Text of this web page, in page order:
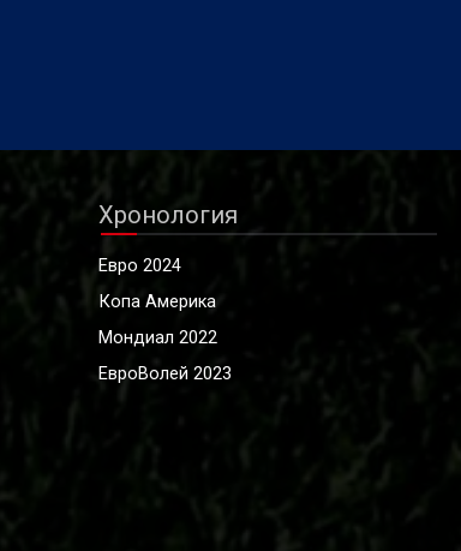
Хронология
Евро 2024
Копа Америка
Мондиал 2022
ЕвроВолей 2023